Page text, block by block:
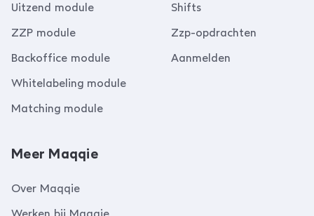
Uitzend module
ZZP module
Backoffice module
Whitelabeling module
Matching module
Shifts
Zzp-opdrachten
Aanmelden
Meer Maqqie
Over Maqqie